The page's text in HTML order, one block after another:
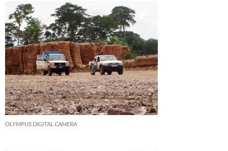
OLYMPUS DIGITAL CAMERA